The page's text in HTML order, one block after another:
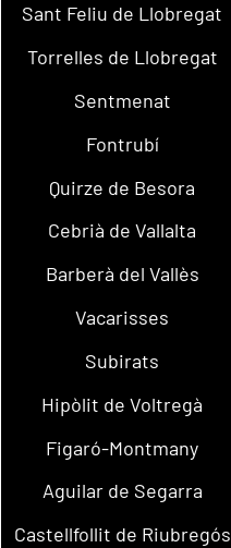
Sant Feliu de Llobregat
Torrelles de Llobregat
Sentmenat
Fontrubí
Quirze de Besora
Cebrià de Vallalta
Barberà del Vallès
Vacarisses
Subirats
Hipòlit de Voltregà
Figaró-Montmany
Aguilar de Segarra
Castellfollit de Riubregós